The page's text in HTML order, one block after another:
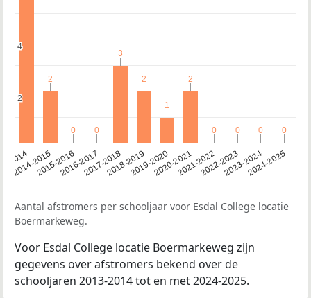
2014
2014-20152015-20162016-20172017-20182018-20192019-20202020-20212021-20222022-20232023-20242024-2025
2
2
4
4
2
2
0
0 0
0
3
3
2
2
1
1
2
2
0
0 0
0 0
0 0
0
Aantal afstromers per schooljaar voor Esdal College locatie
Boermarkeweg.
Voor Esdal College locatie Boermarkeweg zijn
gegevens over afstromers bekend over de
schooljaren 2013-2014 tot en met 2024-2025.